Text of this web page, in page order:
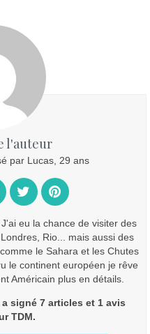
l'auteur
par Lucas, 29 ans
eu la chance de visiter des
Rio... mais aussi des
le Sahara et les Chutes
le continent européen je rêve
Américain plus en détails.
signé 7 articles et 1 avis
TDM.